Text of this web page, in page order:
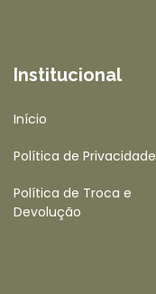
Institucional
Início
Política de Privacidade
Política de Troca e
Devolução